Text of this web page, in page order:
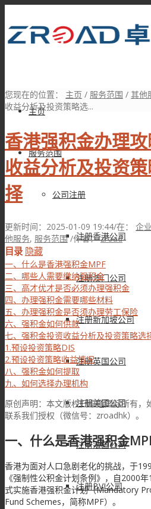
主页
服务范围
公司注册
注册香港公司
注册澳门公司
注册新加坡公司
注册英国公司
注册美国公司
注册法国公司
注册BVI公司
您现在的位置： 主页 / 服务范围 / 其他
收益分析及投资策略选...
香港强积金办理攻
收益分析及投资
择
更新时间：2025-01-09 19:44/在： 企
他服务, 服务范围 /作者：zroad
目录 隐藏
一、什么是香港强积金MPF
二、哪些人需要缴纳强积金
三、高才优才是否必须办理强积金
四、办理强积金需要哪些材料
五、办理强积金是否须办理劳工保险
六、强积金如何供款
七、强积金投资收益分析及投资策略选
1.预设投资策略DIS
2.预设投资策略收益情况
八、强积金如何提取
九、如何选择办理机构
原创声明：本文版权归卓道国际所有，
联系我们授权（微信号：zroadhk）。
一、什么是香港强积金
香港为面对人口急剧老化的挑战，于
《强制性公积金计划条例》，自2000
式实施香港强积金计划（Mandatory
Fund Schemes，简称MPF）。